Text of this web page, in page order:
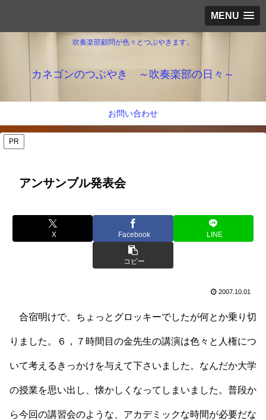
MENU
吹奏楽部顧問が色々とつぶやきます。
カネゴンのつぶやき ～吹奏楽部の日々～
お問い合わせ
PR
アンサンブル発表会
X Facebook LINE
コピー
2007.10.01
合宿明けで、ちょっとグロッキーでしたが何とか乗り切
りました。６，７時間目の金先生の講演は色々と人権につ
いて考えるきっかけを与えて下さいました。なんだか大学
の授業を思い出し、懐かしくなってしまいました。普段か
ら今回の講習会のような、アカデミックな時間が必要だな